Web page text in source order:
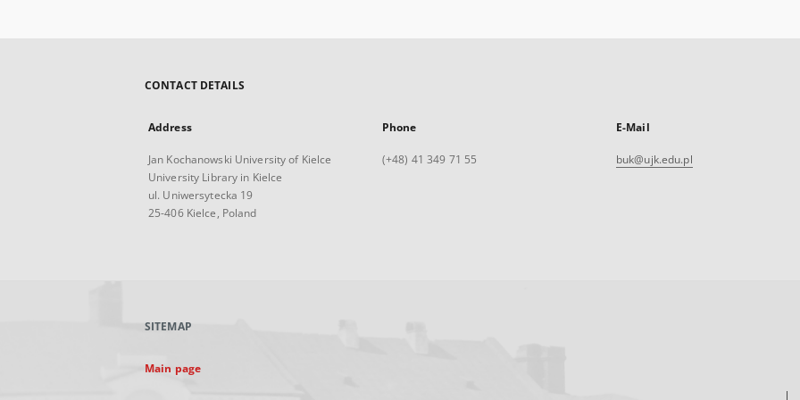
CONTACT DETAILS
Address
Jan Kochanowski University of Kielce
University Library in Kielce
ul. Uniwersytecka 19
25-406 Kielce, Poland
Phone
(+48) 41 349 71 55
E-Mail
buk@ujk.edu.pl
SITEMAP
Main page